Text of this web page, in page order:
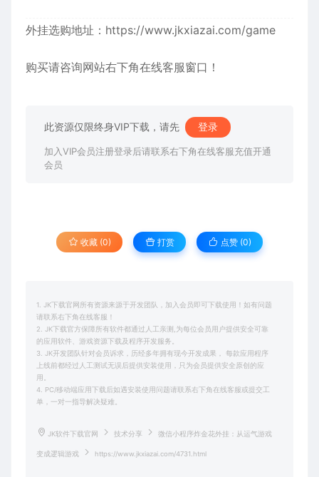
外挂选购地址： https://www.jkxiazai.com/game
购买请咨询网站右下角在线客服窗口！
此资源仅限终身VIP下载，请先 登录
加入VIP会员注册登录后请联系右下角在线客服充值开通
会员
收藏 (0) 打赏 点赞 (0)
1. JK下载官网所有资源来源于开发团队，加入会员即可下载使用！如有问题
请联系右下角在线客服！
2. JK下载官方保障所有软件都通过人工亲测,为每位会员用户提供安全可靠
的应用软件、游戏资源下载及程序开发服务。
3. JK开发团队针对会员诉求，历经多年拥有现今开发成果， 每款应用程序
上线前都经过人工测试无误后提供安装使用，只为会员提供安全原创的应
用。
4. PC/移动端应用下载后如遇安装使用问题请联系右下角在线客服或提交工
单，一对一指导解决疑难。
JK软件下载官网 技术分享 微信小程序炸金花外挂：从运气游戏
变成逻辑游戏 https://www.jkxiazai.com/4731.html